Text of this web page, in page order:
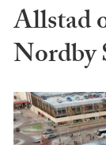
Allstad
Nordby